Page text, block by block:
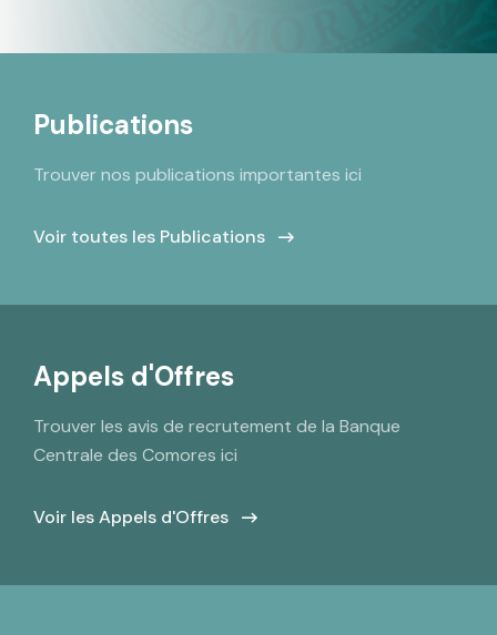
Publications
Trouver nos publications importantes ici
Voir toutes les Publications
Appels d'Offres
Trouver les avis de recrutement de la Banque
Centrale des Comores ici
Voir les Appels d'Offres